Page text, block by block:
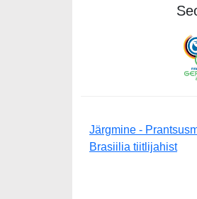
Järgmine -
Brasiilia tiitlijahist